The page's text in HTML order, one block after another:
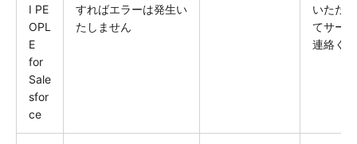
I PE
OPL
E
for
Sale
sfor
ce
すればエラーは発生い
たしません
いただ
てサー
連絡く